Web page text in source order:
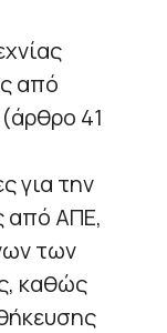
από
41
για την
από ΑΠΕ,
των
καθώς